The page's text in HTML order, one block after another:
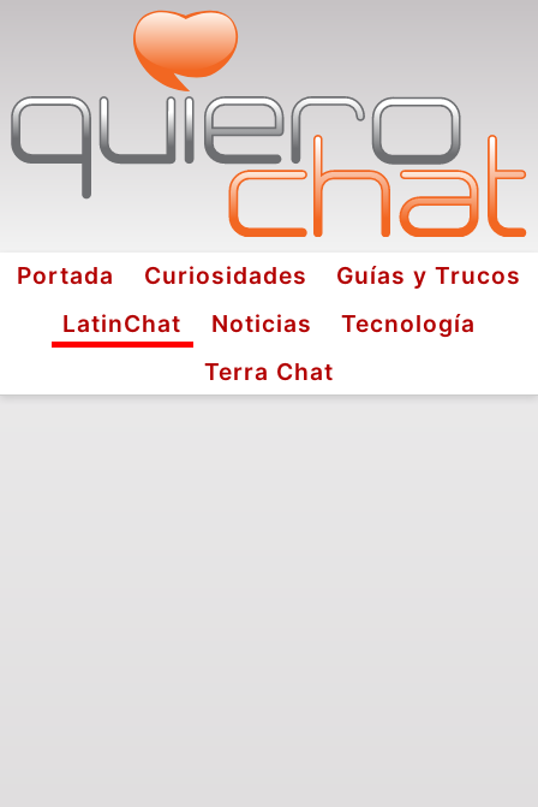
Portada Curiosidades
Guías y Trucos
LatinChat
Noticias
Tecnología
Terra Chat